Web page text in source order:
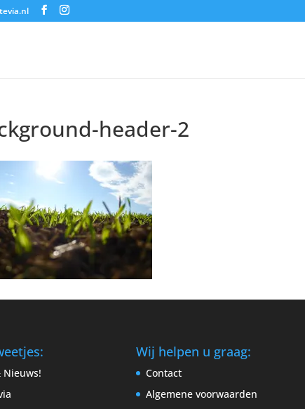
header-2
Nieuws!
Wij helpen u graag:
Contact
Algemene voorwaarden